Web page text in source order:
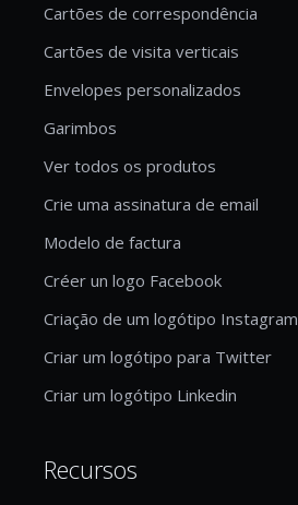
Cartões de correspondência
Cartões de visita verticais
Envelopes personalizados
Garimbos
Ver todos os produtos
Crie uma assinatura de email
Modelo de factura
Créer un logo Facebook
Criação de um logótipo Instagram
Criar um logótipo para Twitter
Criar um logótipo Linkedin
Recursos